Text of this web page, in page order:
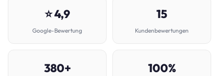
⭐ 4,9
Google-Bewertung
15
Kundenbewertungen
380+ 100%